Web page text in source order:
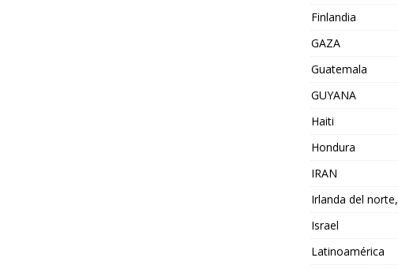
Finlandia
GAZA
Guatemala
GUYANA
Haiti
Hondura
IRAN
Irlanda del norte,
Israel
Latinoamérica